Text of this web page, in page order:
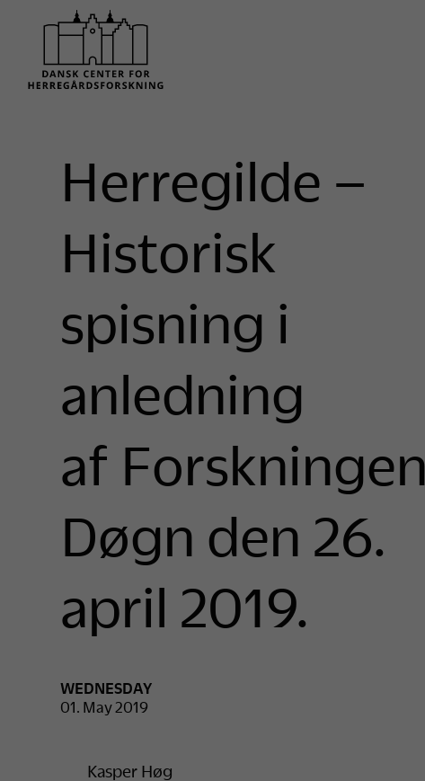
Herregilde –
Historisk
spisning i
anledning
af
Døgn den 26.
april 2019.
WEDNESDAY
01. May 2019
Kasper Høg